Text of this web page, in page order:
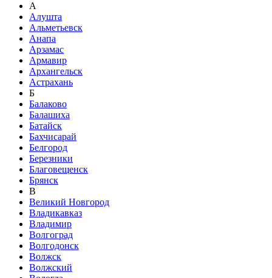
А
Алушта
Альметьевск
Анапа
Арзамас
Армавир
Архангельск
Астрахань
Б
Балаково
Балашиха
Батайск
Бахчисарай
Белгород
Березники
Благовещенск
Брянск
В
Великий Новгород
Владикавказ
Владимир
Волгоград
Волгодонск
Волжск
Волжский